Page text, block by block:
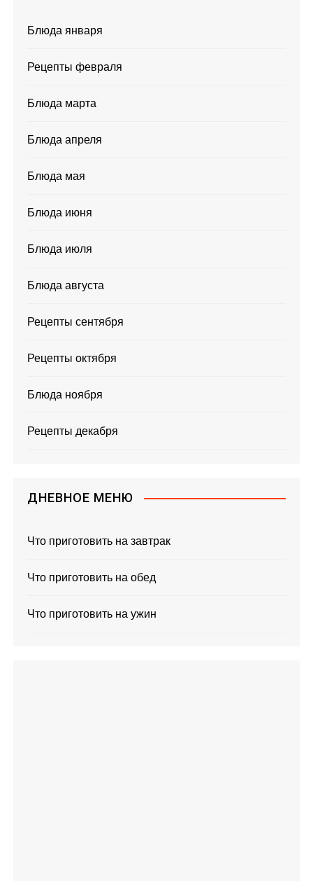
Блюда января
Рецепты февраля
Блюда марта
Блюда апреля
Блюда мая
Блюда июня
Блюда июля
Блюда августа
Рецепты сентября
Рецепты октября
Блюда ноября
Рецепты декабря
ДНЕВНОЕ МЕНЮ
Что приготовить на завтрак
Что приготовить на обед
Что приготовить на ужин